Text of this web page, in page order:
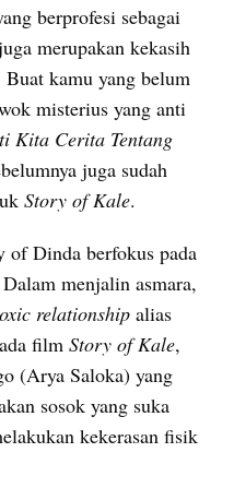
berprofesi sebagai
merupakan kekasih
kamu yang belum
misterius yang anti
Kita Cerita Tentang
juga sudah
Story of Kale.
of Dinda berfokus pada
menjalin asmara,
relationship alias
film Story of Kale,
sosok yang suka
kekerasan fisik